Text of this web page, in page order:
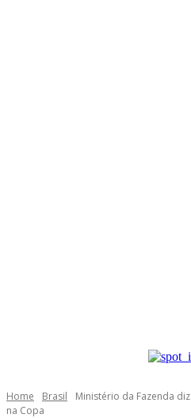
Home Brasil
Ministério da Fazenda
na Copa